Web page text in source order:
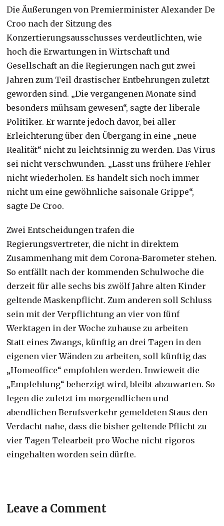
Die Äußerungen von Premierminister Alexander De
Croo nach der Sitzung des
Konzertierungsausschusses verdeutlichten, wie
hoch die Erwartungen in Wirtschaft und
Gesellschaft an die Regierungen nach gut zwei
Jahren zum Teil drastischer Entbehrungen zuletzt
geworden sind. „Die vergangenen Monate sind
besonders mühsam gewesen“, sagte der liberale
Politiker. Er warnte jedoch davor, bei aller
Erleichterung über den Übergang in eine „neue
Realität“ nicht zu leichtsinnig zu werden. Das Virus
sei nicht verschwunden. „Lasst uns frühere Fehler
nicht wiederholen. Es handelt sich noch immer
nicht um eine gewöhnliche saisonale Grippe“,
sagte De Croo.
Zwei Entscheidungen trafen die
Regierungsvertreter, die nicht in direktem
Zusammenhang mit dem Corona-Barometer stehen.
So entfällt nach der kommenden Schulwoche die
derzeit für alle sechs bis zwölf Jahre alten Kinder
geltende Maskenpflicht. Zum anderen soll Schluss
sein mit der Verpflichtung an vier von fünf
Werktagen in der Woche zuhause zu arbeiten
Statt eines Zwangs, künftig an drei Tagen in den
eigenen vier Wänden zu arbeiten, soll künftig das
„Homeoffice“ empfohlen werden. Inwieweit die
„Empfehlung“ beherzigt wird, bleibt abzuwarten. So
legen die zuletzt im morgendlichen und
abendlichen Berufsverkehr gemeldeten Staus den
Verdacht nahe, dass die bisher geltende Pflicht zu
vier Tagen Telearbeit pro Woche nicht rigoros
eingehalten worden sein dürfte.
Leave a Comment